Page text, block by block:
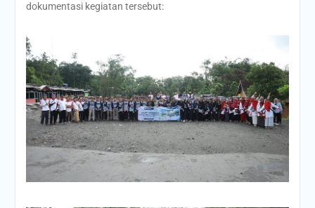
dokumentasi kegiatan tersebut: